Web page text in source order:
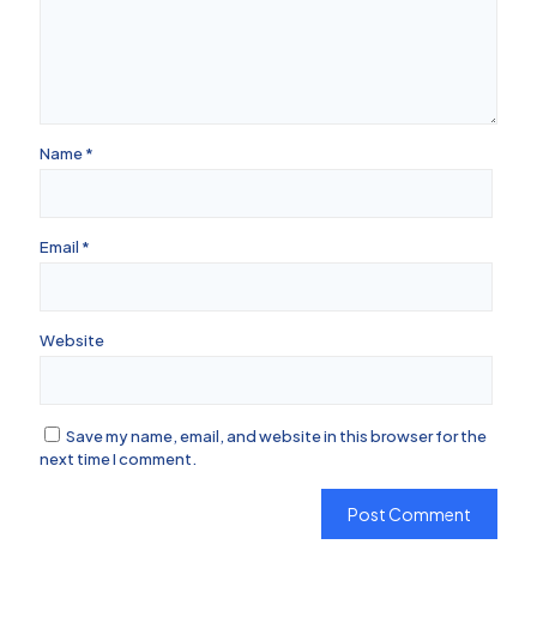
Name*
Email *
Website
Save my name, email, and website in this browser for the
next time I comment.